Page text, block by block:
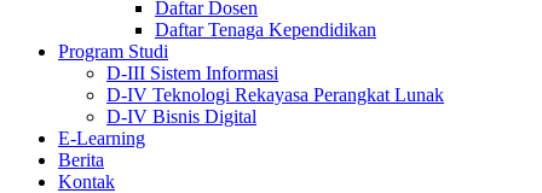
Daftar Dosen
Daftar Tenaga Kependidikan
Program Studi
D-III Sistem Informasi
D-IV Teknologi Rekayasa Perangkat Lunak
D-IV Bisnis Digital
E-Learning
Berita
Kontak